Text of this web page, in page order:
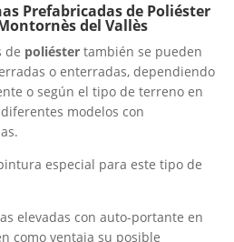
Prefabricadas de Poliéster
del Vallès
de poliéster también se pueden
o enterradas, dependiendo
o según el tipo de terreno en
modelos con
especial para este tipo de
elevadas con auto-portante en
como ventaja su posible